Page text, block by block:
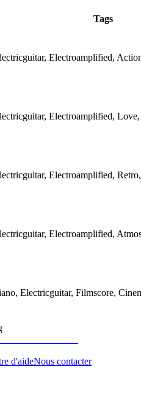
Tags
Electroamplified,
Electroamplified,
Electroamplified,
Electroamplified,
Electricguitar, Filmscore,
d'aideNous contacter